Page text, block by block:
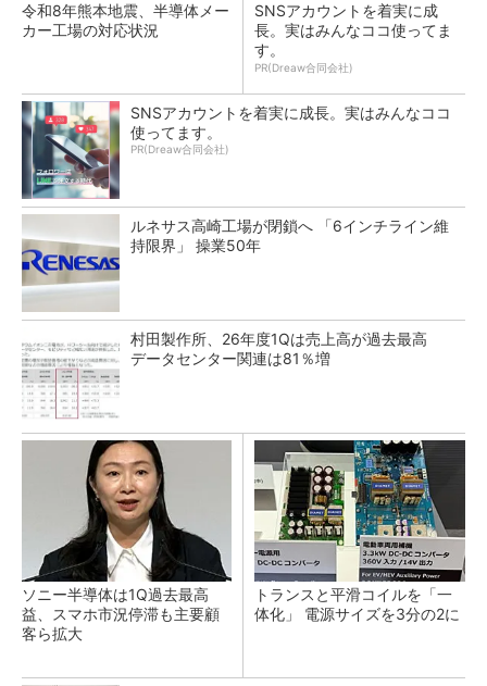
令和8年熊本地震、半導体メー
カー工場の対応状況
SNSアカウントを着実に成
長。実はみんなココ使ってま
す。
PR(Dreaw合同会社)
SNSアカウントを着実に成長。実はみんなココ
使ってます。
PR(Dreaw合同会社)
ルネサス高崎工場が閉鎖へ 「6インチライン維
持限界」 操業50年
村田製作所、26年度1Qは売上高が過去最高
データセンター関連は81％増
ソニー半導体は1Q過去最高
益、スマホ市況停滞も主要顧
客ら拡大
トランスと平滑コイルを「一
体化」 電源サイズを3分の2に